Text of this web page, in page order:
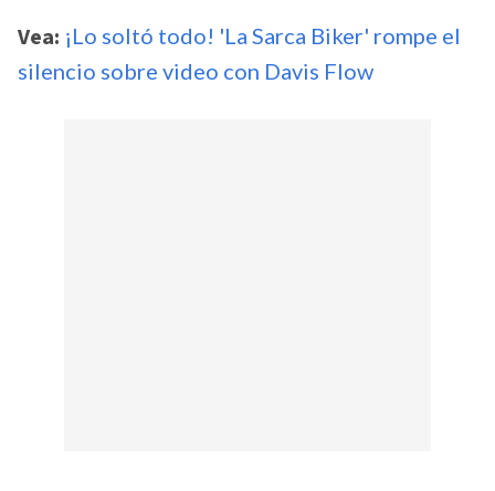
Vea: ¡Lo soltó todo! 'La Sarca Biker' rompe el
silencio sobre video con Davis Flow